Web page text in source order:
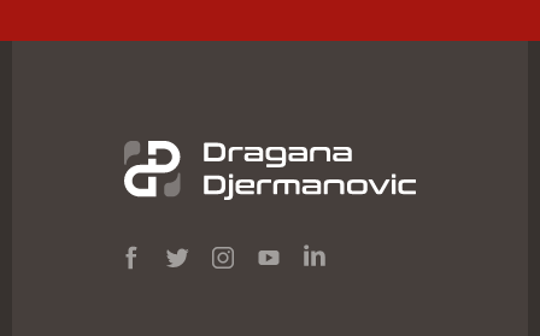
pa su tako neka od prvih pitanja